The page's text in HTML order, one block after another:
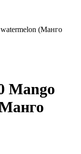
(Манго
Mango